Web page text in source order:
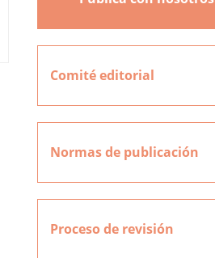
Comité editorial
Normas de publicación
Proceso de revisión